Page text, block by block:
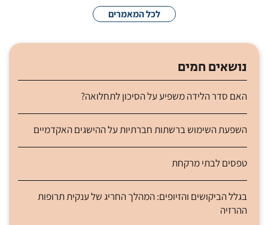
לכל המאמרים
נושאים חמים
האם סדר הלידה משפיע על הסיכון לתחלואה?
השפעת השימוש ברשתות חברתיות על ההישגים האקדמיים
טפסים לבתי מרקחת
בגלל הביקושים והזיופים: המהלך החריג של ענקית תרופות
ההרזיה